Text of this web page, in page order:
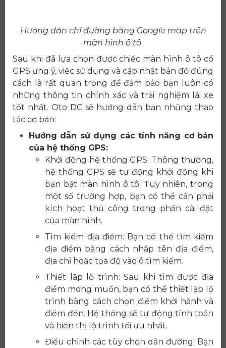
Hướng dẫn chỉ đường bằng Google map trên
màn hình ô tô
Sau khi đã lựa chọn được chiếc màn hình ô tô có
GPS ưng ý, việc sử dụng và cập nhật bản đồ đúng
cách là rất quan trọng để đảm bảo bạn luôn có
những thông tin chính xác và trải nghiệm lái xe
tốt nhất. Oto DC sẽ hướng dẫn bạn những thao
tác cơ bản:
Hướng dẫn sử dụng các tính năng cơ bản
của hệ thống GPS:
Khởi động hệ thống GPS: Thông thường,
hệ thống GPS sẽ tự động khởi động khi
bạn bật màn hình ô tô. Tuy nhiên, trong
một số trường hợp, bạn có thể cần phải
kích hoạt thủ công trong phần cài đặt
của màn hình.
Tìm kiếm địa điểm: Bạn có thể tìm kiếm
địa điểm bằng cách nhập tên địa điểm,
địa chỉ hoặc tọa độ vào ô tìm kiếm.
Thiết lập lộ trình: Sau khi tìm được địa
điểm mong muốn, bạn có thể thiết lập lộ
trình bằng cách chọn điểm khởi hành và
điểm đến. Hệ thống sẽ tự động tính toán
và hiển thị lộ trình tối ưu nhất.
Điều chỉnh các tùy chọn dẫn đường: Bạn